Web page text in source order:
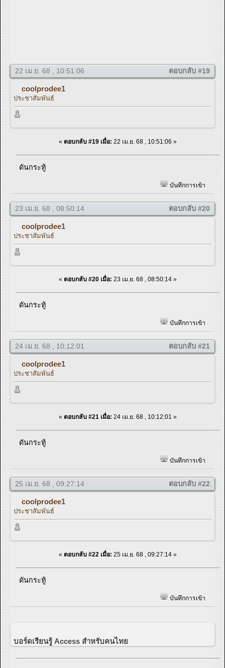
22 เม.ย. 68 , 10:51:06 ตอบกลับ #19
coolprodee1
ประชาสัมพันธ์
« ตอบกลับ #19 เมื่อ: 22 เม.ย. 68 , 10:51:06 »
ดันกระทู้
บันทึกการเข้า
23 เม.ย. 68 , 08:50:14 ตอบกลับ #20
coolprodee1
ประชาสัมพันธ์
« ตอบกลับ #20 เมื่อ: 23 เม.ย. 68 , 08:50:14 »
ดันกระทู้
บันทึกการเข้า
24 เม.ย. 68 , 10:12:01 ตอบกลับ #21
coolprodee1
ประชาสัมพันธ์
« ตอบกลับ #21 เมื่อ: 24 เม.ย. 68 , 10:12:01 »
ดันกระทู้
บันทึกการเข้า
25 เม.ย. 68 , 09:27:14 ตอบกลับ #22
coolprodee1
ประชาสัมพันธ์
« ตอบกลับ #22 เมื่อ: 25 เม.ย. 68 , 09:27:14 »
ดันกระทู้
บันทึกการเข้า
บอร์ดเรียนรู้ Access สำหรับคนไทย